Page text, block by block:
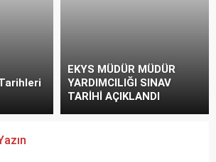
EKYS MÜDÜR MÜDÜR
YARDIMCILIĞI SINAV
TARİHİ AÇIKLANDI